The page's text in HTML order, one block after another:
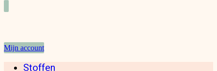
Mijn account
Stoffen